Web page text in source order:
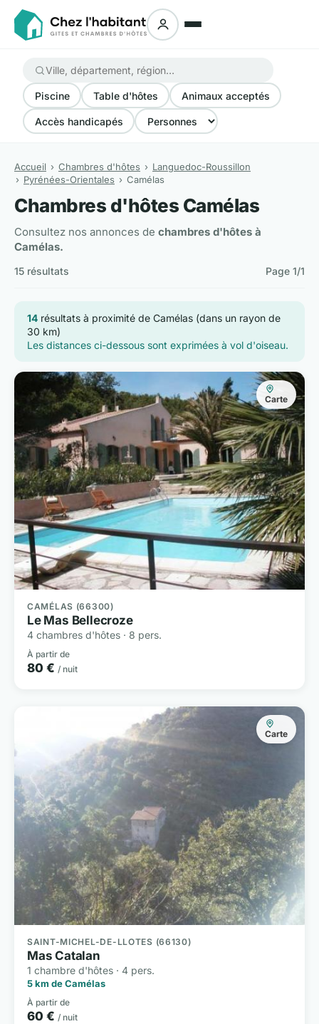
Piscine Table d'hôtes Animaux acceptés
Accès handicapés
Accueil Chambres d'hôtes
Languedoc-Roussillon
Pyrénées-Orientales
Camélas
Chambres d'hôtes Camélas
Consultez nos annonces de chambres d'hôtes à
Camélas.
15 résultats Page 1/1
14 résultats à proximité de Camélas (dans un rayon de
30 km)
Les distances ci-dessous sont exprimées à vol d'oiseau.
Carte
CAMÉLAS (66300)
Le Mas Bellecroze
4 chambres d'hôtes · 8 pers.
À partir de
80 € / nuit
Carte
SAINT-MICHEL-DE-LLOTES (66130)
Mas Catalan
1 chambre d'hôtes · 4 pers.
5 km de Camélas
À partir de
60 € / nuit